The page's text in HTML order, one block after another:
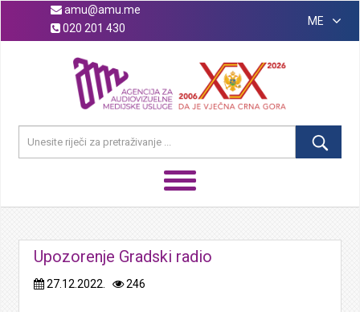
amu@amu.me
020 201 430
ME
Upozorenje Gradski radio
27.12.2022. 246